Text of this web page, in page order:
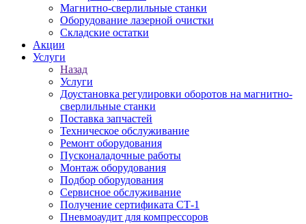
Магнитно-сверлильные станки
Оборудование лазерной очистки
Складские остатки
Акции
Услуги
Назад
Услуги
Доустановка регулировки оборотов на магнитно-
сверлильные станки
Поставка запчастей
Техническое обслуживание
Ремонт оборудования
Пусконаладочные работы
Монтаж оборудования
Подбор оборудования
Сервисное обслуживание
Получение сертификата СТ-1
Пневмоаудит для компрессоров